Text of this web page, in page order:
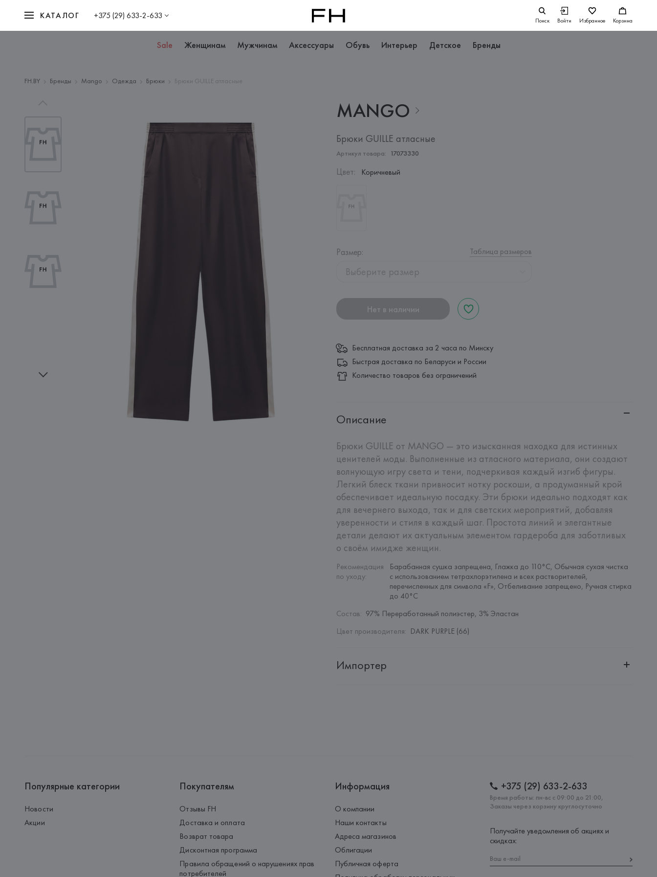
КАТАЛОГ +375 (29) 633-2-633 Поиск Войти Избранное Корзина
Sale Женщинам Мужчинам Аксессуары Обувь Интерьер Детское Бренды
FH.BY Бренды Mango Одежда Брюки Брюки GUILLE атласные
MANGO
Брюки GUILLE атласные
Артикул товара: 17073330
Цвет: Коричневый
Размер: Таблица размеров
Выберите размер
Нет в наличии
Бесплатная доставка за 2 часа по Минску
Быстрая доставка по Беларуси и России
Количество товаров без ограничений
Описание
Брюки GUILLE от MANGO — это изысканная находка для истинных
ценителей моды. Выполненные из атласного материала, они создают
волнующую игру света и тени, подчеркивая каждый изгиб фигуры.
Легкий блеск ткани привносит нотку роскоши, а продуманный крой
обеспечивает идеальную посадку. Эти брюки идеально подходят как
для вечернего выхода, так и для светских мероприятий, добавляя
уверенности и стиля в каждый шаг. Простота линий и элегантные
детали делают их актуальным элементом гардероба для заботливых
о своём имидже женщин.
Рекомендация
по уходу:
Барабанная сушка запрещена, Глажка до 110°C, Обычная сухая чистка
с использованием тетрахлорэтилена и всех растворителей,
перечисленных для символа «F», Отбеливание запрещено, Ручная стирка
до 40°C
Состав: 97% Переработанный полиэстер, 3% Эластан
Цвет производителя: DARK PURPLE (66)
Импортер
Популярные категории
Новости
Акции
Покупателям
Отзывы FH
Доставка и оплата
Возврат товара
Дисконтная программа
Правила обращений о нарушениях прав
потребителей
Информация
О компании
Наши контакты
Адреса магазинов
Облигации
Публичная оферта
+375 (29) 633-2-633
Время работы: пн-вс с 09:00 до 21:00,
Заказы через корзину круглосуточно
Получайте уведомления об акциях и
скидках: